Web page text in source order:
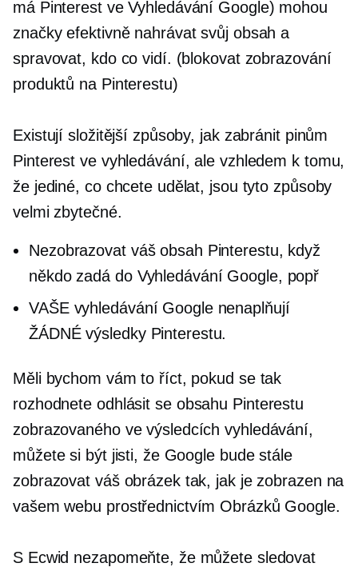
má Pinterest ve Vyhledávání Google) mohou
značky efektivně nahrávat svůj obsah a
spravovat, kdo co vidí. (blokovat zobrazování
produktů na Pinterestu)
Existují složitější způsoby, jak zabránit pinům
Pinterest ve vyhledávání, ale vzhledem k tomu,
že jediné, co chcete udělat, jsou tyto způsoby
velmi zbytečné.
Nezobrazovat váš obsah Pinterestu, když
někdo zadá do Vyhledávání Google, popř
VAŠE vyhledávání Google nenaplňují
ŽÁDNÉ výsledky Pinterestu.
Měli bychom vám to říct, pokud se tak
rozhodnete odhlásit seobsahu Pinterestu
zobrazovaného ve výsledcích vyhledávání,
můžete si být jisti, že Google bude stále
zobrazovat váš obrázek tak, jak je zobrazen na
vašem webu prostřednictvím Obrázků Google.
S Ecwid nezapomeňte, že můžete sledovat